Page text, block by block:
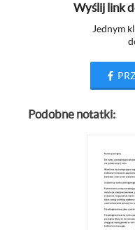
Wyślij link
Jednym
Podobne notatki: